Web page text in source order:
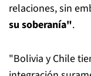
relaciones, sin
su soberanía".
"Bolivia y Chile